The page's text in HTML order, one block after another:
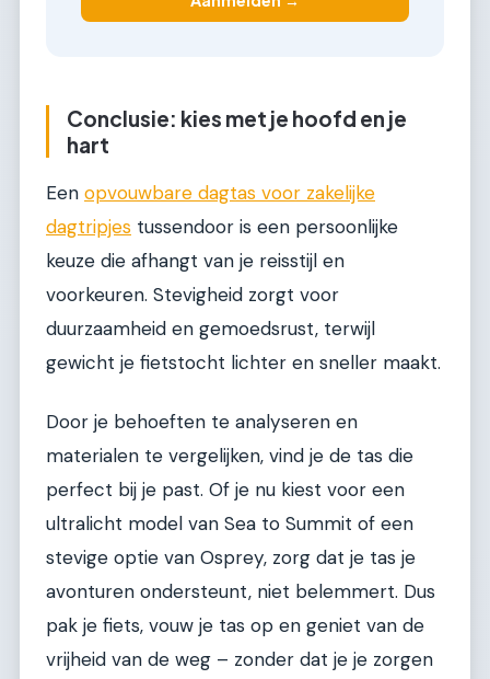
Conclusie: kies met je hoofd en je
hart
Een opvouwbare dagtas voor zakelijke
dagtripjes tussendoor is een persoonlijke
keuze die afhangt van je reisstijl en
voorkeuren. Stevigheid zorgt voor
duurzaamheid en gemoedsrust, terwijl
gewicht je fietstocht lichter en sneller maakt.
Door je behoeften te analyseren en
materialen te vergelijken, vind je de tas die
perfect bij je past. Of je nu kiest voor een
ultralicht model van Sea to Summit of een
stevige optie van Osprey, zorg dat je tas je
avonturen ondersteunt, niet belemmert. Dus
pak je fiets, vouw je tas op en geniet van de
vrijheid van de weg – zonder dat je je zorgen